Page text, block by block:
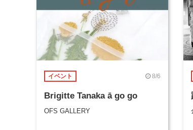
イベント 8/6
Brigitte Tanaka ā go go
OFS GALLERY